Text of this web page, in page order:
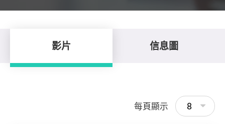
影片 信息圖
每頁顯示 8